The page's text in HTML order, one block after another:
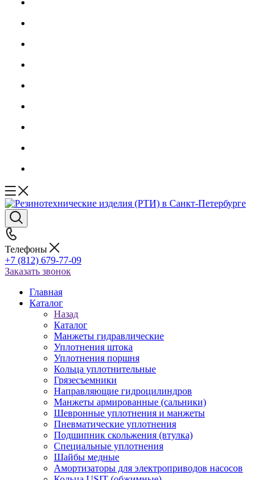
Телефоны
+7 (812) 679-77-09
Заказать звонок
Главная
Каталог
Назад
Каталог
Манжеты гидравлические
Уплотнения штока
Уплотнения поршня
Кольца уплотнительные
Грязесъемники
Направляющие гидроцилиндров
Манжеты армированные (сальники)
Шевронные уплотнения и манжеты
Пневматические уплотнения
Подшипник скольжения (втулка)
Специальные уплотнения
Шайбы медные
Амортизаторы для электроприводов насосов